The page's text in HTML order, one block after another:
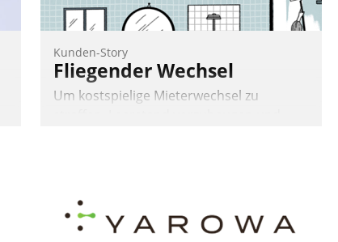
Kunden-Story
Fliegender Wechsel
Um kostspielige Mieterwechsel zu
Entwicklung setzte man auf
Cloudtechnologie, bewährte und Startup-